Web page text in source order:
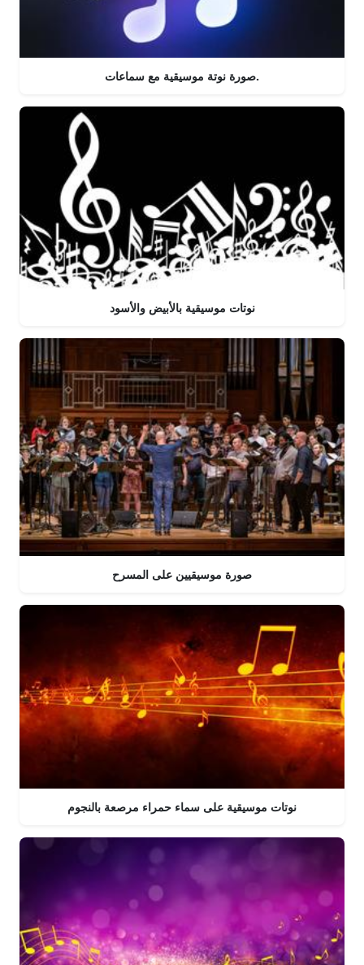
صورة نوتة موسيقية مع سماعات.
نوتات موسيقية بالأبيض والأسود
صورة موسيقيين على المسرح
نوتات موسيقية على سماء حمراء مرصعة بالنجوم